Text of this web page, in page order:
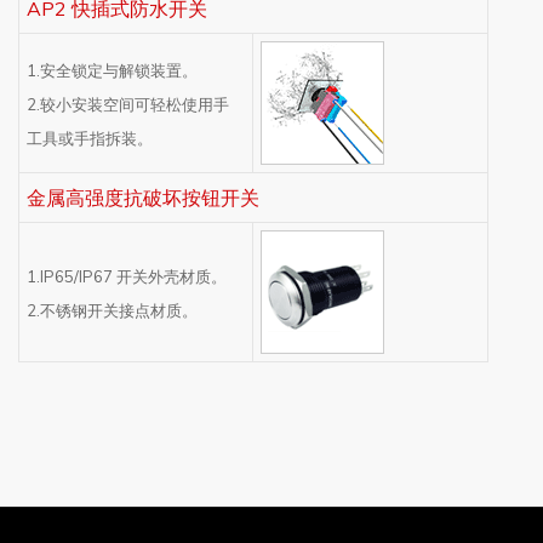
AP2 快插式防水开关
1.安全锁定与解锁装置。
2.较小安装空间可轻松使用手
工具或手指拆装。
金属高强度抗破坏按钮开关
1.IP65/IP67 开关外壳材质。
2.不锈钢开关接点材质。